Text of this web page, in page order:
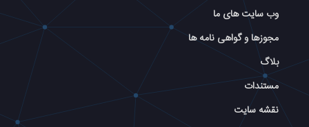
وب سایت های ما
مجوزها و گواهی نامه ها
بلاگ
مستندات
نقشه سایت